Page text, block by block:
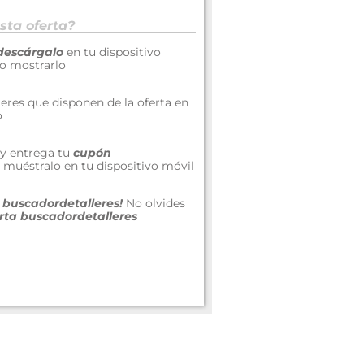
oferta?
en tu dispositivo
mostrarlo
que disponen de la oferta en
entrega tu cupón
en tu dispositivo móvil
No olvides
buscadordetalleres